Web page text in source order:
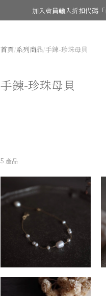
加入會員輸入折扣代碼
首頁/系列商品/手鍊-珍珠母貝
手鍊-珍珠母貝
5 產品